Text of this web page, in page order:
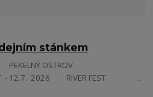
stánkem
PEKELNÝ OSTROV
- 12.7. 2026 RIVER FEST ...